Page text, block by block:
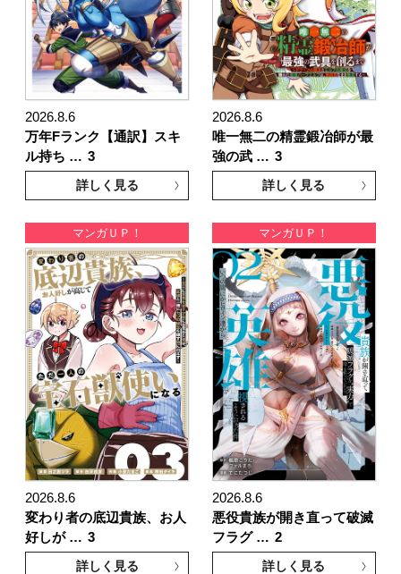
2026.8.6
万年Fランク【通訳】スキ
ル持ち … 3
詳しく見る
2026.8.6
唯一無二の精霊鍛冶師が最
強の武 … 3
詳しく見る
マンガＵＰ！
2026.8.6
変わり者の底辺貴族、お人
好しが … 3
詳しく見る
マンガＵＰ！
2026.8.6
悪役貴族が開き直って破滅
フラグ … 2
詳しく見る